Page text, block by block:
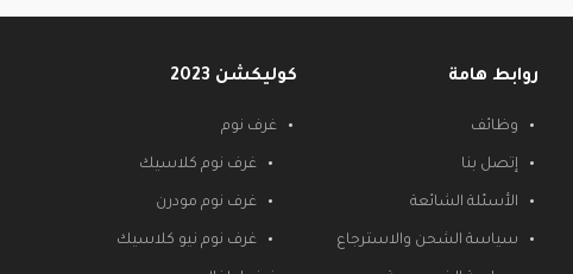
روابط هامة
وظائف
إتصل بنا
الأسئلة الشائعة
سياسة الشحن والاسترجاع
كوليكشن 2023
غرف نوم
غرف نوم كلاسيك
غرف نوم مودرن
غرف نوم نيو كلاسيك